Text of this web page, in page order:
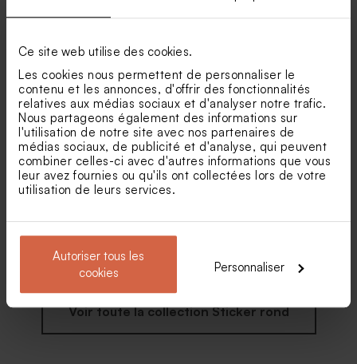
Ce site web utilise des cookies.
Les cookies nous permettent de personnaliser le
contenu et les annonces, d'offrir des fonctionnalités
relatives aux médias sociaux et d'analyser notre trafic.
Nous partageons également des informations sur
l'utilisation de notre site avec nos partenaires de
médias sociaux, de publicité et d'analyse, qui peuvent
combiner celles-ci avec d'autres informations que vous
leur avez fournies ou qu'ils ont collectées lors de votre
utilisation de leurs services.
Autoriser tous les
cookies
Personnaliser
Boîte métal communion
blanche | Buromac 781108
Diffuseur de parfum
communion en verre
Mini pot en verre
communion et son couvercle
Pochon communion en
peluche blanc
messagère
Sticker communion ballons
colorés
Voir toute la collection Sticker rond